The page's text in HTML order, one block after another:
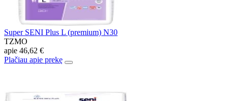
Super SENI Plus L (premium) N30
TZMO
apie 46,62 €
Plačiau apie prekę